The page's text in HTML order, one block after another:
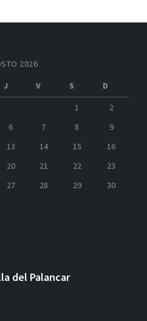
2026
J V S
D
1
2
6 7 8
9
13 14 15
16
20 21 22
23
27 28 29
30
del Palancar